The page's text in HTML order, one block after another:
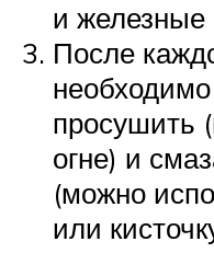
и железные
После
просушить
огне) и
(можно
или